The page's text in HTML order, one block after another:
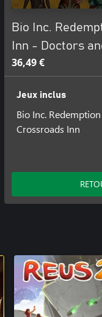
Bio Inc.
Inn - Doctors
36,49 €
Jeux inclus
Bio Inc. Redemption
Crossroads Inn